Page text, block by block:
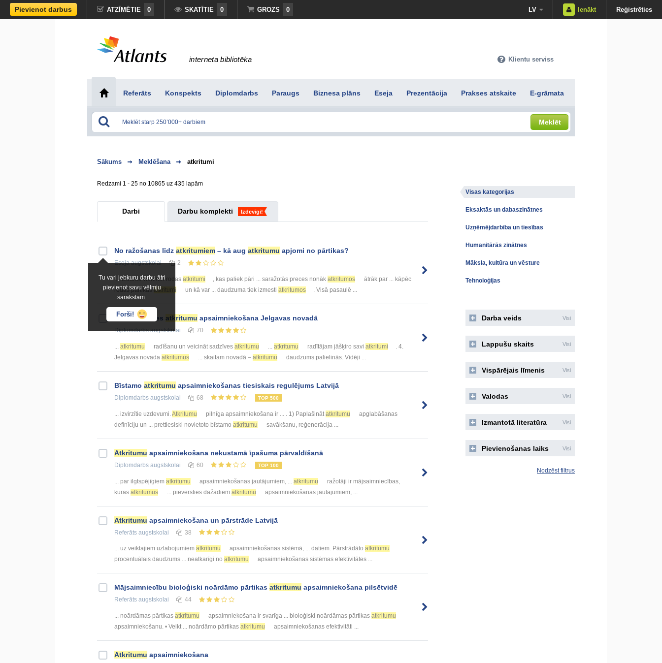
Pievienot darbus ATZĪMĒTIE 0 SKATĪTIE 0 GROZS 0 LV Ienākt Reģistrēties
interneta bibliotēka Klientu serviss
Referāts Konspekts Diplomdarbs Paraugs Biznesa plāns Eseja Prezentācija Prakses atskaite E-grāmata
Meklēt
Sākums Meklēšana atkritumi
Redzami 1 - 25 no 10865 uz 435 lapām
Darbi Darbu komplekti Izdevīgi!
Tu vari jebkuru darbu ātri
pievienot savu vēlmju
sarakstam.
Forši!
No ražošanas līdz atkritumiem – kā aug atkritumu apjomi no pārtikas?
Esejaaugstskolai 2
... ietvaros vienmēr rodas atkritumi , kas paliek pāri ... saražotās preces nonāk atkritumos
ātrāk par ... kāpēc
rodas pārtikasatkritumi un kā var ... daudzuma tiek izmesti atkritumos . Visā pasaulē ...
Cieto sadzīves atkritumu apsaimniekošana Jelgavas novadā
Diplomdarbsaugstskolai 70
atkritumu radīšanu un veicināt sadzīves atkritumu atkritumu radītājam jāšķiro savi atkritumi
. 4.
Jelgavas novada atkritumus ... skaitam novadā – atkritumu daudzums palielinās. Vidēji ...
Bīstamo atkritumu apsaimniekošanas tiesiskais regulējums Latvijā
Diplomdarbs augstskolai 68 TOP 500
... izvirzītie uzdevumi. Atkritumu pilnīga apsaimniekošana ir ... . 1) Paplašināt atkritumu
apglabāšanas
definīciju un ... prettiesiski novietoto bīstamo atkritumu savākšanu, reģenerācija ...
Atkritumu apsaimniekošana nekustamā īpašuma pārvaldīšanā
Diplomdarbs augstskolai 60 TOP 100
... par ilgtspējīgiem atkritumu apsaimniekošanas jautājumiem, ... atkritumu
ražotāji ir mājsaimniecības,
kuras atkritumus ... pievērsties dažādiem atkritumu apsaimniekošanas jautājumiem, ...
Atkritumu apsaimniekošana un pārstrāde Latvijā
Referāts augstskolai 38
... uz veiktajiem uzlabojumiem atkritumu apsaimniekošanas sistēmā, ... datiem. Pārstrādāto atkritumu
procentuālais daudzums ... neatkarīgi no atkritumu apsaimniekošanas sistēmas efektivitātes ...
Mājsaimniecību bioloģiski noārdāmo pārtikas atkritumu apsaimniekošana pilsētvidē
Referāts augstskolai 44
... noārdāmas pārtikas atkritumu apsaimniekošana ir svarīga ... bioloģiski noārdāmas pārtikas atkritumu
apsaimniekošanu. • Veikt ... noārdāmo pārtikas atkritumu apsaimniekošanas efektivitāti ...
Atkritumu apsaimniekošana
Visas kategorijas
Eksaktās un dabaszinātnes
Uzņēmējdarbība un tiesības
Humanitārās zinātnes
Māksla, kultūra un vēsture
Tehnoloģijas
Darba veids Visi
Lappušu skaits Visi
Vispārējais līmenis Visi
Valodas Visi
Izmantotā literatūra Visi
Pievienošanas laiks Visi
Nodzēst filtrus